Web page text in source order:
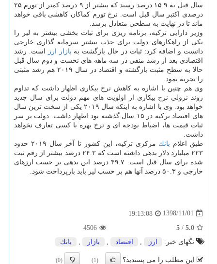
سال قبل به ۱۵.۹ درصد رسید كه بیشتر از ۹ درصد كمتر از تورم ۲۵
درصدی اكتبر سال قبل است. نرخ تورم كماكان كاهشی باقی خواهد
ماند تا در نهایت به سطحی متعادل برسد.
وزیر دارایی تركیه، برنامه ریزی برای ثبات بخشی بیشتر به لیر را
یكی از راهكارهای دولت برای جذب بیشتر سرمایه گذاری خارجی
دانست و اضافه كرد: ثبات در حال بازگشت به بازار ارز
است. رشد
اقتصادی بعد از رشد منفی در سه ماهه های نخست و دوم سال قبل
حالا به سطح مثبت بازگشته و اقتصاد در سال ۲۰۱۹ هم رشد مثبتی
را تجربه نمود.
وی هم چنین با اشاره به كاهش نرخ بیكاری اظهار داشت كه تداوم
روند نزولی نرخ بیكاری از اولویت های مهم دولت برای سال جدید
خواهد بود. وی با اشاره به اینكه سال ۲۰۱۹ یكی از سخت ترین سال
های اقتصاد تركیه در ۱۵ سال گذشته بود اظهار داشت: دولت بر سر
ثبات قیمت ها، اضباط بودجه ای و نرخ بهره با كسی تعارف نخواهد
داشت.
طبق اعلام بانك
مركزی تركیه، این كشور تا آخر سال ۲۰۱۹ حدود
۲۲۳ میلیارد دلار بدهی داشته است كه ۲۴.۳ درصد بیشتر از رقم ثبت
شده برای سال قبل است. ۴۹.۷ درصد این بدهی بر حسب ارزهای
خارجی و ۵۰.۳ درصد آنها هم بر حسب لیر باید بازپرداخت شود.
1398/11/01
19:13:08
5.0
/
5
4506
تگهای خبر:
ارز , اقتصاد , بازار , بانك
این مطلب را می پسندید؟ (1)
(0)